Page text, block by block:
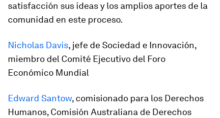
satisfacción sus ideas y los amplios aportes de la
comunidad en este proceso.
Nicholas Davis, jefe de Sociedad e Innovación,
miembro del Comité Ejecutivo del Foro
Económico Mundial
Edward Santow, comisionado para los Derechos
Humanos, Comisión Australiana de Derechos